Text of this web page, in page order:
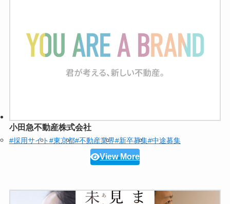
小田急不動産株式会社
#採用サイト#東京都#不動産業界#新卒募集#中途募集
View More